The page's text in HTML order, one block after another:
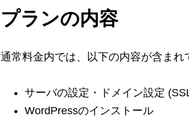
プランの内容
通常料金内では、以下の内容が含まれ
サーバの設定・ドメイン設定
WordPressのインストール